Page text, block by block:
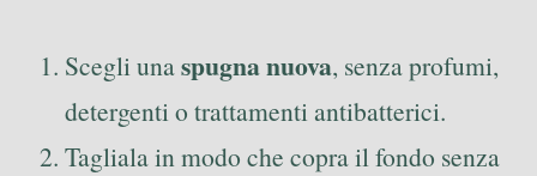
Scegli unaspugna nuova, senza profumi,
detergenti o trattamenti antibatterici.
Tagliala in modo che copra il fondo senza